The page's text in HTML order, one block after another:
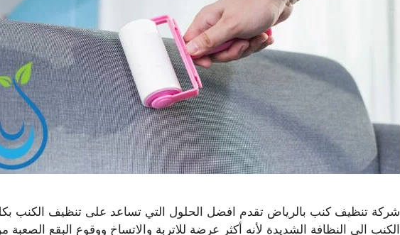
شركة تنظيف كنب بالرياض تقدم افضل الحلول التي تساعد على تنظيف الكنب بكل
الكنب الى النظافة الشديدة لأنه أكثر عرضة للاتربة والاتساخ ووقوع البقع